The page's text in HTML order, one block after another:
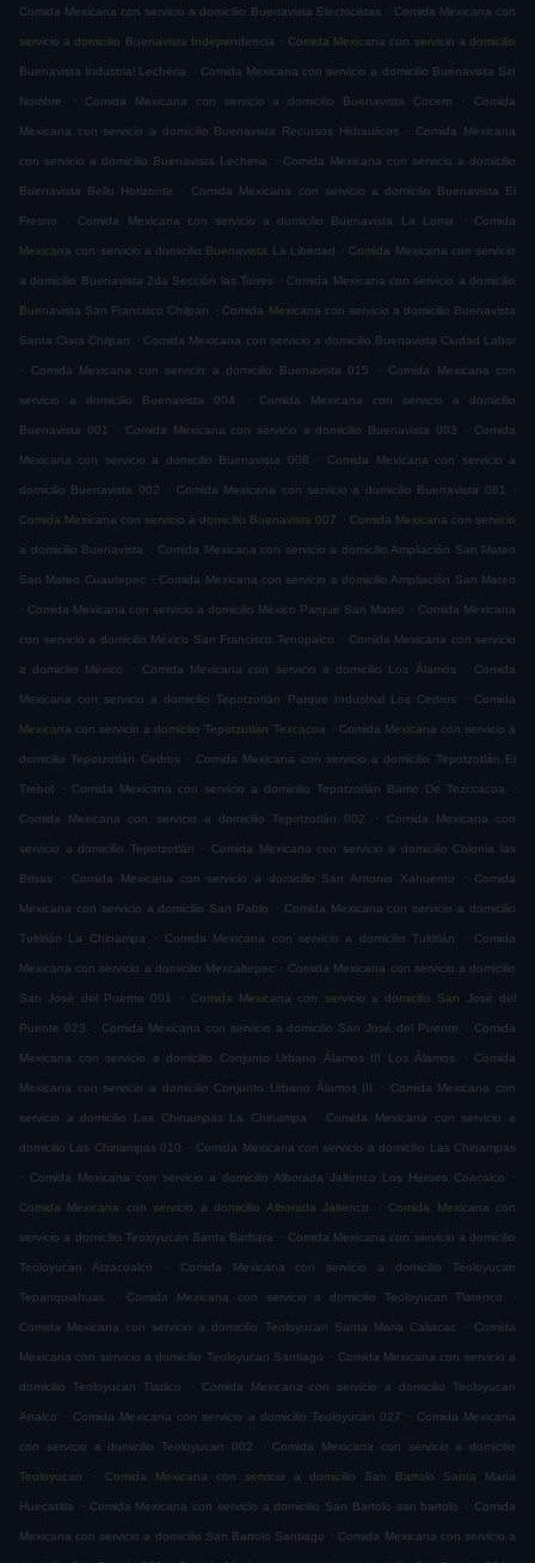
Comida Mexicana con servicio a domicilio Buenavista Electricistas . Comida Mexicana con
servicio a domicilio Buenavista Independencia . Comida Mexicana con servicio a domicilio
Buenavista Industrial Lecheria . Comida Mexicana con servicio a domicilio Buenavista Sin
Nombre . Comida Mexicana con servicio a domicilio Buenavista Cocem . Comida
Mexicana con servicio a domicilio Buenavista Recursos Hidraulicos . Comida Mexicana
con servicio a domicilio Buenavista Lecheria . Comida Mexicana con servicio a domicilio
Buenavista Bello Horizonte . Comida Mexicana con servicio a domicilio Buenavista El
Fresno . Comida Mexicana con servicio a domicilio Buenavista La Loma . Comida
Mexicana con servicio a domicilio Buenavista La Libertad . Comida Mexicana con servicio
a domicilio Buenavista 2da Sección las Torres . Comida Mexicana con servicio a domicilio
Buenavista San Francisco Chilpan . Comida Mexicana con servicio a domicilio Buenavista
Santa Clara Chilpan . Comida Mexicana con servicio a domicilio Buenavista Ciudad Labor
.
Comida Mexicana con servicio a domicilio Buenavista 015 . Comida Mexicana con
servicio a domicilio Buenavista 004 . Comida Mexicana con servicio a domicilio
Buenavista 001 . Comida Mexicana con servicio a domicilio Buenavista 003 . Comida
Mexicana con servicio a domicilio Buenavista 008 . Comida Mexicana con servicio a
domicilio Buenavista 002 . Comida Mexicana con servicio a domicilio Buenavista 061 .
Comida Mexicana con servicio a domicilio Buenavista 007 . Comida Mexicana con servicio
a domicilio Buenavista . Comida Mexicana con servicio a domicilio Ampliación San Mateo
San Mateo Cuautepec . Comida Mexicana con servicio a domicilio Ampliación San Mateo
. Comida Mexicana con servicio a domicilio México Parque San Mateo . Comida Mexicana
con servicio a domicilio México San Francisco Tenopalco . Comida Mexicana con servicio
a domicilio México . Comida Mexicana con servicio a domicilio Los Álamos . Comida
Mexicana con servicio a domicilio Tepotzotlán Parque Industrial Los Cedros . Comida
Mexicana con servicio a domicilio Tepotzotlán Texcacoa . Comida Mexicana con servicio a
domicilio Tepotzotlán Cedros . Comida Mexicana con servicio a domicilio Tepotzotlán El
Trebol . Comida Mexicana con servicio a domicilio Tepotzotlán Barrio De Tezccacoa .
Comida Mexicana con servicio a domicilio Tepotzotlán 002 . Comida Mexicana con
servicio a domicilio Tepotzotlán . Comida Mexicana con servicio a domicilio Colonia las
Brisas . Comida Mexicana con servicio a domicilio San Antonio Xahuento . Comida
Mexicana con servicio a domicilio San Pablo . Comida Mexicana con servicio a domicilio
Tultitlán La Chinampa . Comida Mexicana con servicio a domicilio Tultitlán . Comida
Mexicana con servicio a domicilio Mexcaltepec . Comida Mexicana con servicio a domicilio
San José del Puente 001 . Comida Mexicana con servicio a domicilio San José del
Puente 023 . Comida Mexicana con servicio a domicilio San José del Puente . Comida
Mexicana con servicio a domicilio Conjunto Urbano Álamos III Los Álamos . Comida
Mexicana con servicio a domicilio Conjunto Urbano Álamos III . Comida Mexicana con
servicio a domicilio Las Chinampas La Chinampa . Comida Mexicana con servicio a
domicilio Las Chinampas 010 . Comida Mexicana con servicio a domicilio Las Chinampas
.
Comida Mexicana con servicio a domicilio Alborada Jaltenco Los Heroes Coacalco .
Comida Mexicana con servicio a domicilio Alborada Jaltenco . Comida Mexicana con
servicio a domicilio Teoloyucan Santa Barbara . Comida Mexicana con servicio a domicilio
Teoloyucan Atzacoalco . Comida Mexicana con servicio a domicilio Teoloyucan
Tepanquiahuac . Comida Mexicana con servicio a domicilio Teoloyucan Tlatenco .
Comida Mexicana con servicio a domicilio Teoloyucan Santa Maria Caliacac . Comida
Mexicana con servicio a domicilio Teoloyucan Santiago . Comida Mexicana con servicio a
domicilio Teoloyucan Tlatilco . Comida Mexicana con servicio a domicilio Teoloyucan
Analco . Comida Mexicana con servicio a domicilio Teoloyucan 027 . Comida Mexicana
con servicio a domicilio Teoloyucan 002 . Comida Mexicana con servicio a domicilio
Teoloyucan . Comida Mexicana con servicio a domicilio San Bartolo Santa María
Huecatitla . Comida Mexicana con servicio a domicilio San Bartolo san bartolo . Comida
Mexicana con servicio a domicilio San Bartolo Santiago . Comida Mexicana con servicio a